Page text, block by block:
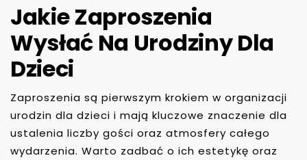
Jakie Zaproszenia
Wysłać Na Urodziny Dla
Dzieci
Zaproszenia są pierwszym krokiem w organizacji
urodzin dla dzieci i mają kluczowe znaczenie dla
ustalenia liczby gości oraz atmosfery całego
wydarzenia. Warto zadbać o ich estetykę oraz